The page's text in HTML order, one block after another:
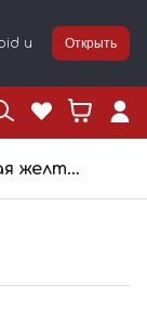
и
Открыть
Салфетка замша в тубе малая желтая, 43х32см